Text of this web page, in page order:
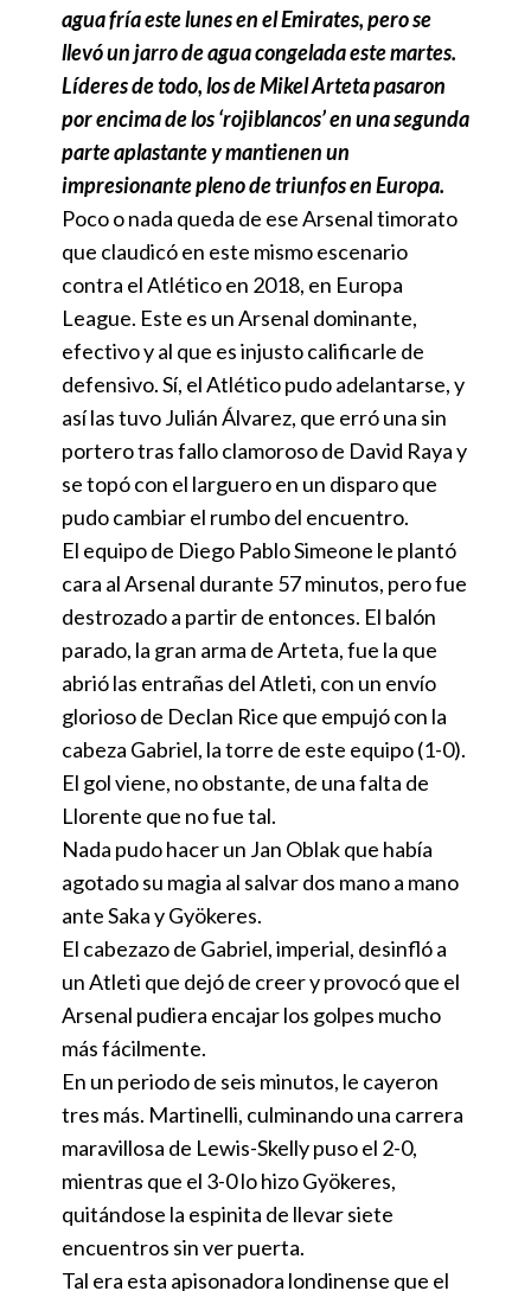
agua fría este lunes en el Emirates, pero se
llevó un jarro de agua congelada este martes.
Líderes de todo, los de Mikel Arteta pasaron
por encima de los ‘rojiblancos’ en una segunda
parte aplastante y mantienen un
impresionante pleno de triunfos en Europa.
Poco o nada queda de ese Arsenal timorato
que claudicó en este mismo escenario
contra el Atlético en 2018, en Europa
League. Este es un Arsenal dominante,
efectivo y al que es injusto calificarle de
defensivo. Sí, el Atlético pudo adelantarse, y
así las tuvo Julián Álvarez, que erró una sin
portero tras fallo clamoroso de David Raya y
se topó con el larguero en un disparo que
pudo cambiar el rumbo del encuentro.
El equipo de Diego Pablo Simeone le plantó
cara al Arsenal durante 57 minutos, pero fue
destrozado a partir de entonces. El balón
parado, la gran arma de Arteta, fue la que
abrió las entrañas del Atleti, con un envío
glorioso de Declan Rice que empujó con la
cabeza Gabriel, la torre de este equipo (1-0).
El gol viene, no obstante, de una falta de
Llorente que no fue tal.
Nada pudo hacer un Jan Oblak que había
agotado su magia al salvar dos mano a mano
ante Saka y Gyökeres.
El cabezazo de Gabriel, imperial, desinfló a
un Atleti que dejó de creer y provocó que el
Arsenal pudiera encajar los golpes mucho
más fácilmente.
En un periodo de seis minutos, le cayeron
tres más. Martinelli, culminando una carrera
maravillosa de Lewis-Skelly puso el 2-0,
mientras que el 3-0 lo hizo Gyökeres,
quitándose la espinita de llevar siete
encuentros sin ver puerta.
Tal era esta apisonadora londinense que el